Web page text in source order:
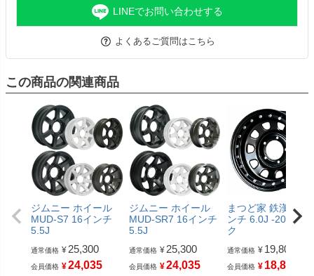
LINEでお問い合わせする
よくあるご質問はこちら
この商品の関連商品
ジムニー ホイール
MUD-S7 16インチ
5.5J
通常価格 ¥ 25,300
会員価格 ¥24,035
ジムニー ホイール
MUD-SR7 16インチ
5.5J
通常価格 ¥ 25,300
会員価格 ¥24,035
まつど家 鉄漢 16イ
ンチ 6.0J -20 ブラ
ク
通常価格 ¥ 19,800
会員価格 ¥ 18,810